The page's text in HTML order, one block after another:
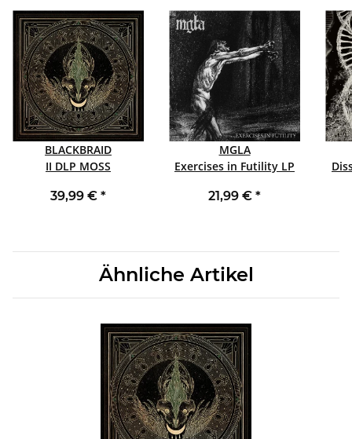
BLACKBRAID
II DLP MOSS
39,99 € *
MGLA
Exercises in Futility LP
21,99 € *
Ähnliche Artikel